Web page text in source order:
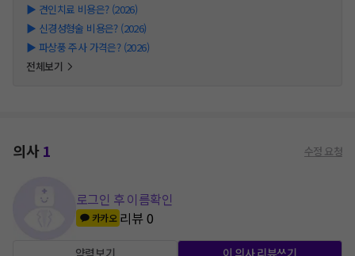
▶ 견인치료 비용은? (2026)
▶ 신경성형술 비용은? (2026)
▶ 파상풍 주사 가격은? (2026)
전체보기
의사1 수정 요청
로그인 후 이름확인
카카오 리뷰0
약력보기 이 의사 리뷰쓰기